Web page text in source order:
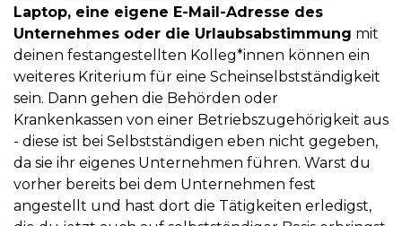
Laptop, eine eigene E-Mail-Adresse des
Unternehmes oder die Urlaubsabstimmung mit
deinen festangestellten Kolleg*innen können ein
weiteres Kriterium für eine Scheinselbstständigkeit
sein. Dann gehen die Behörden oder
Krankenkassen von einer Betriebszugehörigkeit aus
- diese ist bei Selbstständigen eben nicht gegeben,
da sie ihr eigenes Unternehmen führen. Warst du
vorher bereits bei dem Unternehmen fest
angestellt und hast dort die Tätigkeiten erledigst,